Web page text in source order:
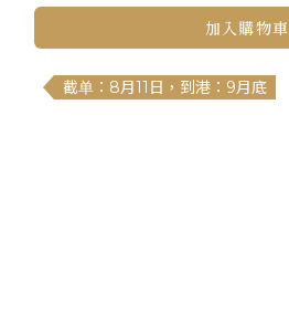
加入購物車
截单：8月11日，到港：9月底